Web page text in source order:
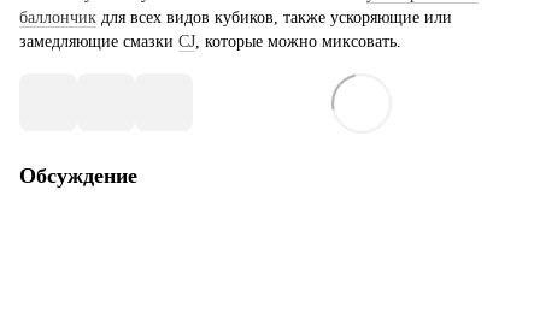
баллончик для всех видов кубиков, также ускоряющие или
замедляющие смазки CJ, которые можно миксовать.
Обсуждение